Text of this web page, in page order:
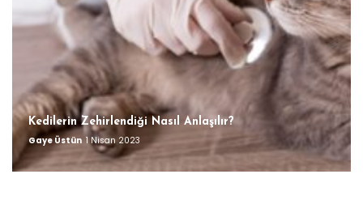
Kedilerin Zehirlendiği Nasıl Anlaşılır?
Gaye Üstün 1 Nisan 2023